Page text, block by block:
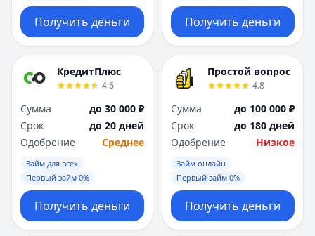
Получить деньги Получить деньги
КредитПлюс
4.6
Сумма
до 30 000 ₽
Срок
до 20 дней
Одобрение
Среднее
Займ для всех
Первый займ 0%
Получить деньги
Простой вопрос
4.8
Сумма
до 100 000 ₽
Срок
до 180 дней
Одобрение
Низкое
Займ онлайн
Первый займ 0%
Получить деньги